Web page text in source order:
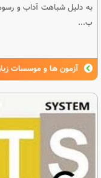
به دلیل شباهت آداب و
ب...
آزمون ها و موسسات